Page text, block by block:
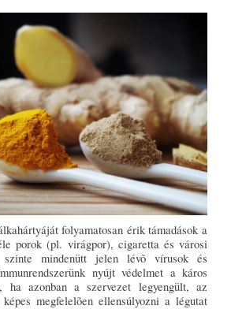
folyamatosan érik támadások a
porok (pl. virágpor), cigaretta és városi
mindenütt jelen lévõ vírusok és
nyújt védelmet a káros
ha azonban a szervezet legyengült, az
megfelelõen ellensúlyozni a légutat